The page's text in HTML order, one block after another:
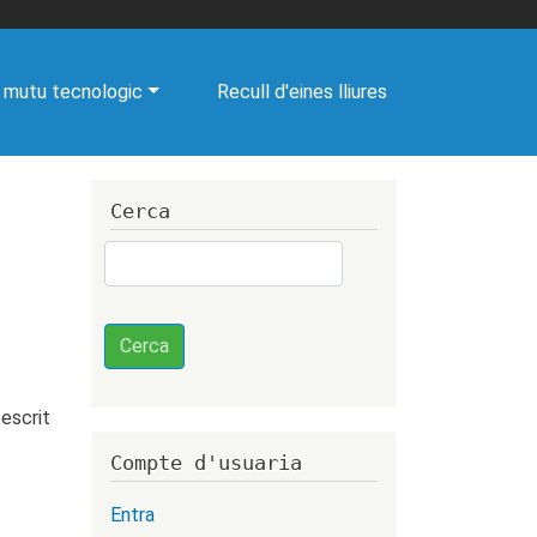
tecnologic Recull d'eines lliures
Cerca
Cerca
Cerca
Compte d'usuaria
Entra